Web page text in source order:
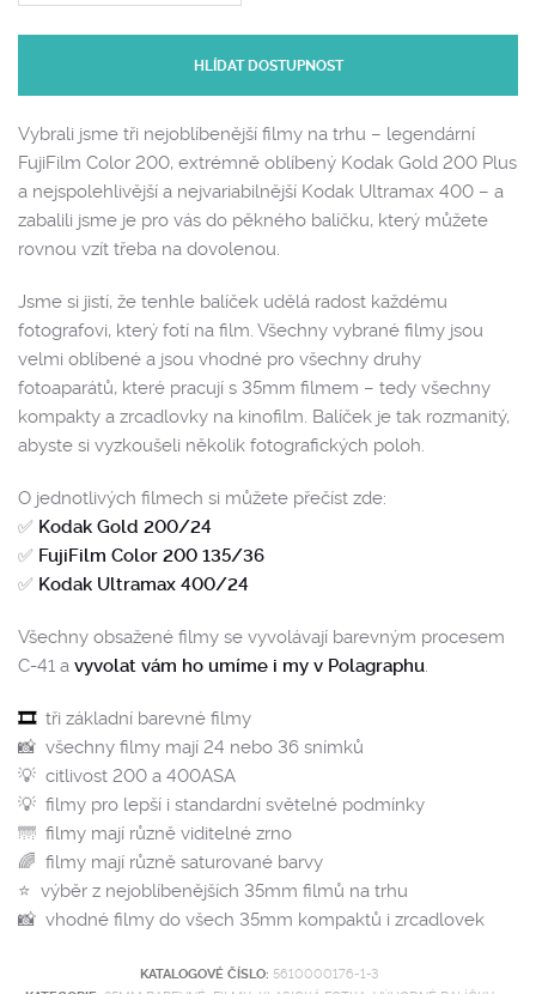
HLÍDAT DOSTUPNOST
Vybrali jsme tři nejoblíbenější filmy na trhu – legendární
FujiFilm Color 200, extrémně oblíbený Kodak Gold 200 Plus
a nejspolehlivější a nejvariabilnější Kodak Ultramax 400 – a
zabalili jsme je pro vás do pěkného balíčku, který můžete
rovnou vzít třeba na dovolenou.
Jsme si jistí, že tenhle balíček udělá radost každému
fotografovi, který fotí na film. Všechny vybrané filmy jsou
velmi oblíbené a jsou vhodné pro všechny druhy
fotoaparátů, které pracují s 35mm filmem – tedy všechny
kompakty a zrcadlovky na kinofilm. Balíček je tak rozmanitý,
abyste si vyzkoušeli několik fotografických poloh.
O jednotlivých filmech si můžete přečíst zde:
✅ Kodak Gold 200/24
✅ FujiFilm Color 200 135/36
✅ Kodak Ultramax 400/24
Všechny obsažené filmy se vyvolávají barevným procesem
C-41 a vyvolat vám ho umíme i my v Polagraphu.
🎞️ tři základní barevné filmy
📸 všechny filmy mají 24 nebo 36 snímků
💡 citlivost 200 a 400ASA
💡 filmy pro lepší i standardní světelné podmínky
🌁 filmy mají různě viditelné zrno
🌈 filmy mají různě saturované barvy
⭐️ výběr z nejoblíbenějších 35mm filmů na trhu
📸 vhodné filmy do všech 35mm kompaktů i zrcadlovek
KATALOGOVÉ ČÍSLO: 5610000176-1-3